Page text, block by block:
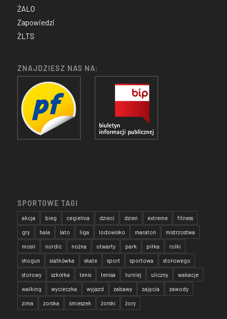
ŻALO
Zapowiedzi
ŻLTS
ZNAJDZIESZ NAS NA:
SPORTOWE TAGI
akcja bieg cegielnia dzieci dzień extreme fitness
gry hala lato liga lodowisko maraton mistrzostwa
mosir nordic nożna otwarty park piłka rolki
shogun siatkówka skate sport sportowa stołowego
stołowy szkółka tenis tenisa turniej uliczny wakacje
walking wycieczka wyjazd zabawy zajęcia zawody
zima zorska śmieszek żorski żory